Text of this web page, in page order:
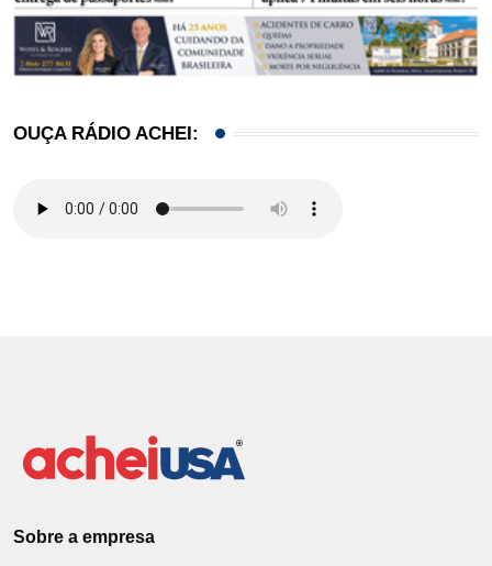
OUÇA RÁDIO ACHEI:
Sobre a empresa